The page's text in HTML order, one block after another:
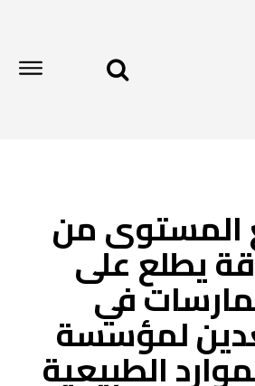
المستوى من
يطلع على
في
لمؤسسة
الطبيعية